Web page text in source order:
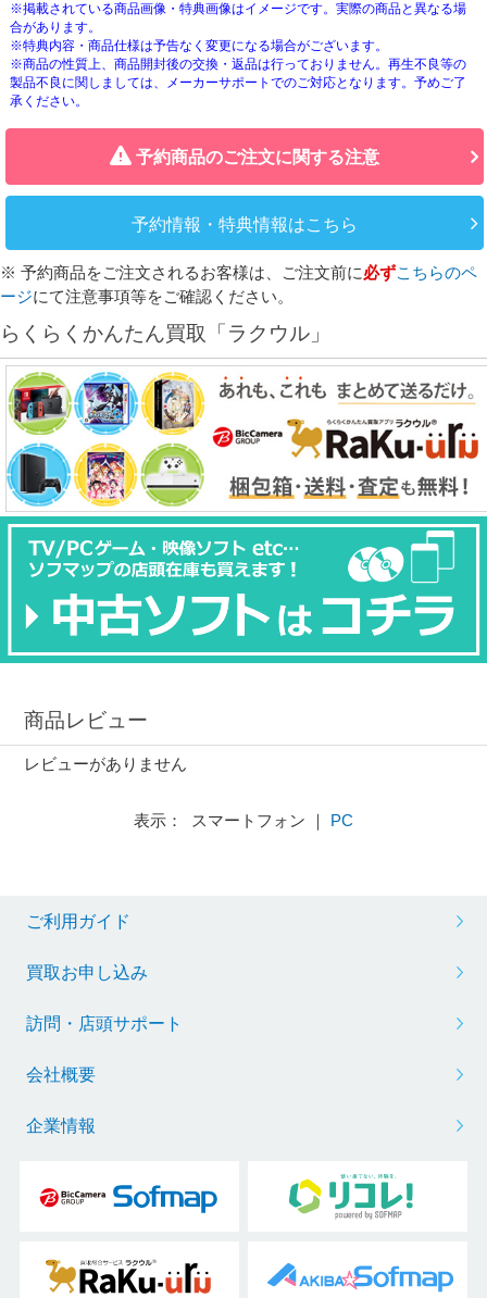
※掲載されている商品画像・特典画像はイメージです。実際の商品と異なる場
合があります。
※特典内容・商品仕様は予告なく変更になる場合がございます。
※商品の性質上、商品開封後の交換・返品は行っておりません。再生不良等の
製品不良に関しましては、メーカーサポートでのご対応となります。予めご了
承ください。
予約商品のご注文に関する注意
予約情報・特典情報はこちら
※ 予約商品をご注文されるお客様は、ご注文前に必ずこちらのペ
ージにて注意事項等をご確認ください。
らくらくかんたん買取「ラクウル」
商品レビュー
レビューがありません
表示： スマートフォン ｜ PC
ご利用ガイド
買取お申し込み
訪問・店頭サポート
会社概要
企業情報